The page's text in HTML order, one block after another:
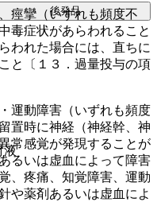
痙攣（いずれも頻度不
毒症状があらわれること
われた場合には、直ちに
と〔１３．過量投与の項
運動障害（いずれも頻度
置時に神経（神経幹、神
常感覚が発現することが
るいは虚血によって障害
、疼痛、知覚障害、運動
や薬剤あるいは虚血によ
後発品
液